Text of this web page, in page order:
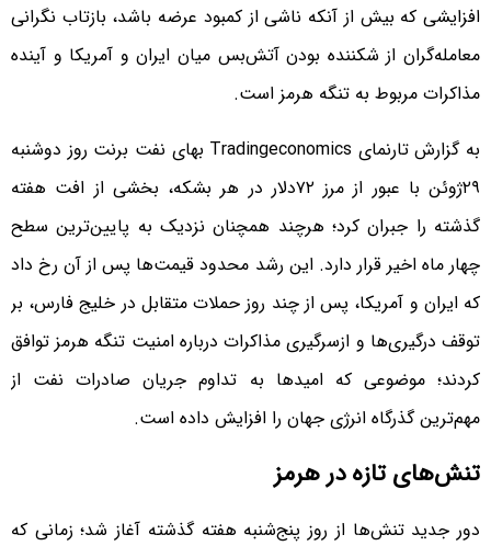
افزایشی که بیش از آنکه ناشی از کمبود عرضه باشد، بازتاب نگرانی
معامله‌گران از شکننده بودن آتش‌بس میان ایران و آمریکا و آینده
مذاکرات مربوط به تنگه هرمز است.
به گزارش تارنمای Tradingeconomics بهای نفت برنت روز دوشنبه
۲۹ژوئن با عبور از مرز ۷۲دلار در هر بشکه، بخشی از افت هفته
گذشته را جبران کرد؛ هرچند همچنان نزدیک به پایین‌ترین سطح
چهار ماه اخیر قرار دارد. این رشد محدود قیمت‌ها پس از آن رخ داد
که ایران و آمریکا، پس از چند روز حملات متقابل در خلیج فارس، بر
توقف درگیری‌ها و ازسرگیری مذاکرات درباره امنیت تنگه هرمز توافق
کردند؛ موضوعی که امیدها به تداوم جریان صادرات نفت از
مهم‌ترین گذرگاه انرژی جهان را افزایش داده است.
تنش‌های تازه در هرمز
دور جدید تنش‌ها از روز پنج‌شنبه هفته گذشته آغاز شد؛ زمانی که